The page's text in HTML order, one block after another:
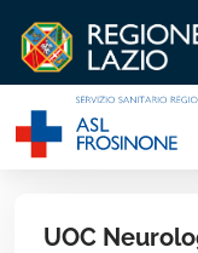
UOC